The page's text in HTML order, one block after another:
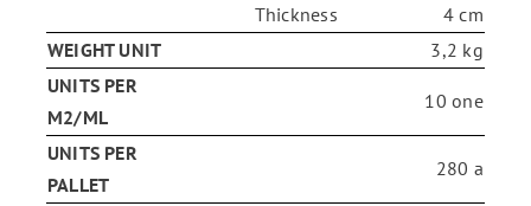
ENG
Thickness
4 cm
WEIGHT UNIT
3,2 kg
UNITS PER
M2/ML
10 one
UNITS PER
PALLET
280 a